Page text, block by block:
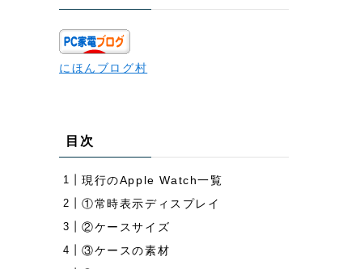
にほんブログ村
目次
現行のApple Watch一覧
①常時表示ディスプレイ
②ケースサイズ
③ケースの素材